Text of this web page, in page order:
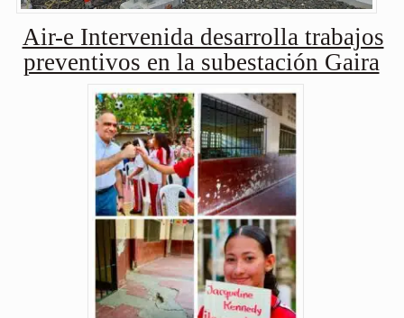
Air-e Intervenida desarrolla trabajos
preventivos en la subestación Gaira